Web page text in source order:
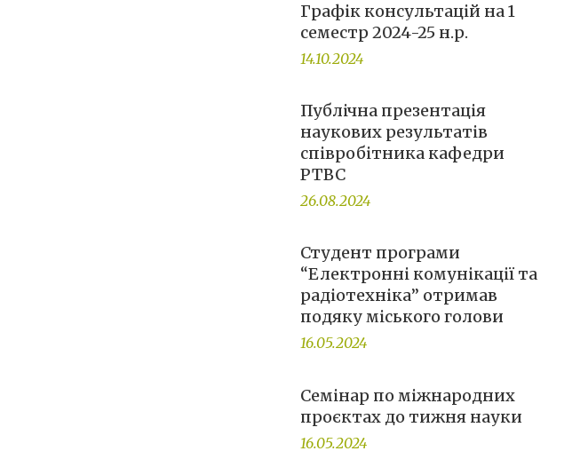
Графік консультацій на 1
семестр 2024-25 н.р.
14.10.2024
Публічна презентація
наукових результатів
співробітника кафедри
РТВС
26.08.2024
Студент програми
“Електронні комунікації та
радіотехніка” отримав
подяку міського голови
16.05.2024
Семінар по міжнародних
проєктах до тижня науки
16.05.2024